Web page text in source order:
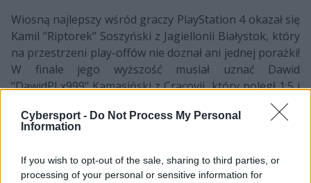
Cybersport - Do Not Process My Personal
Information
If you wish to opt-out of the sale, sharing to third parties, or
processing of your personal or sensitive information for
Wiosną najlepszy wśród graczy PlayStation 4 okazał się
Kamil "Riptorek" Soszyński z Jagiellonii Białystok, który
na przestrzeni play-offów nie doznał ani jednej porażki!
W finale jego wyższość musiał uznać Dawid
"DawidPLx999" Kamasiński z Cracovii, który poległ 1:5 i
3:5. Obaj gracze zapewnili sobie jednak awans na finały,
podczas których rywalizować będą w dwóch różnych
Bogdanowskim, czyli zwycięzcą rundy zimowej.